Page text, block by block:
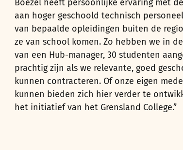
Boezel heeft persoonlijke ervaring met
aan hoger geschoold technisch
van bepaalde opleidingen buiten de
ze van school komen. Zo hebben we in
van een Hub-manager, 30 studenten
prachtig zijn als we relevante, goed
kunnen contracteren. Of onze eigen
kunnen bieden zich hier verder te
het initiatief van het Grensland College.”